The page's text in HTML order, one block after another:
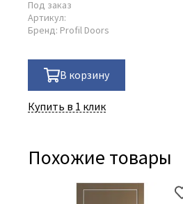
Под заказ
Артикул:
Бренд: Profil Doors
В корзину
Купить в 1 клик
Похожие товары